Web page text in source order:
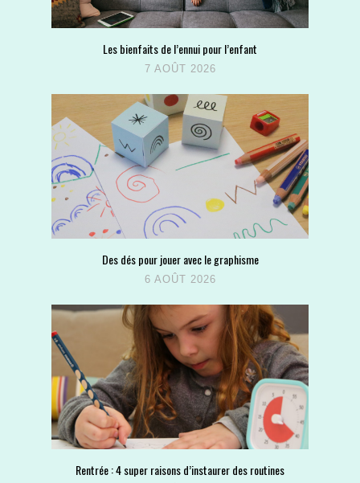
Les bienfaits de l’ennui pour l’enfant
7 AOÛT 2026
Des dés pour jouer avec le graphisme
6 AOÛT 2026
Rentrée : 4 super raisons d’instaurer des routines